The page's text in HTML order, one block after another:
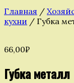
Главная /
кухни / Губка
66,00₽
Губка металл